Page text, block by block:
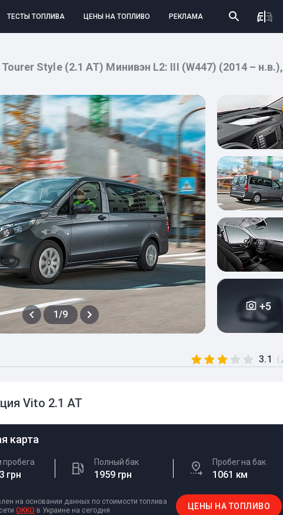
ТЕСТЫ ТОПЛИВА ЦЕНЫ НА ТОПЛИВО РЕКЛАМА
Style (2.1 AT) Минивэн L2: III (W447) (2014 – н.в.),
1/9
+5
3.1 (
Vito 2.1 AT
карта
пробега
грн
Полный бак
1959 грн
Пробег на бак
1061 км
на основании данных по стоимости топлива
OKKO в Украине на сегодня ЦЕНЫ НА ТОПЛИВО